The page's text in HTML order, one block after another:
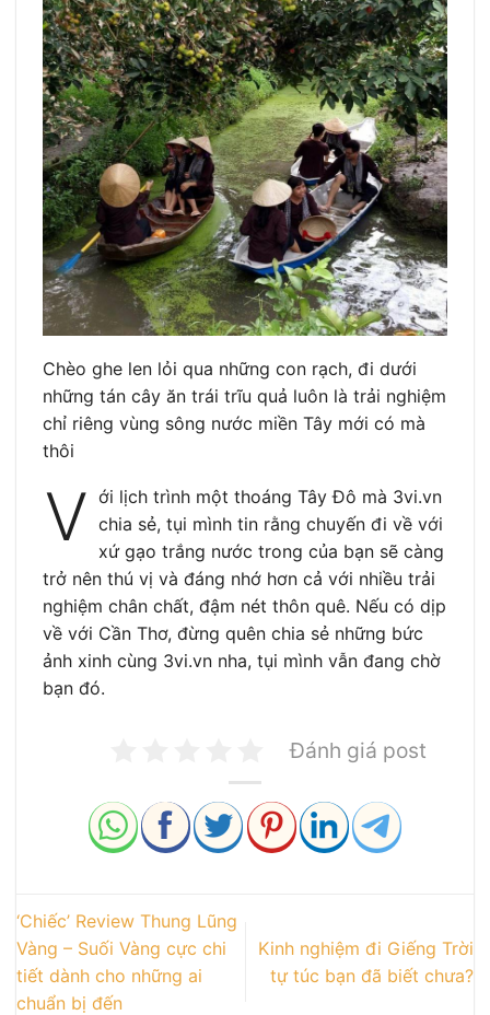
Chèo ghe len lỏi qua những con rạch, đi dưới
những tán cây ăn trái trĩu quả luôn là trải nghiệm
chỉ riêng vùng sông nước miền Tây mới có mà
thôi
V ới lịch trình một thoáng Tây Đô mà 3vi.vn
chia sẻ, tụi mình tin rằng chuyến đi về với
xứ gạo trắng nước trong của bạn sẽ càng
trở nên thú vị và đáng nhớ hơn cả với nhiều trải
nghiệm chân chất, đậm nét thôn quê. Nếu có dịp
về với Cần Thơ, đừng quên chia sẻ những bức
ảnh xinh cùng 3vi.vn nha, tụi mình vẫn đang chờ
bạn đó.
Đánh giá post
‘Chiếc’ Review Thung Lũng
Vàng – Suối Vàng cực chi
tiết dành cho những ai
chuẩn bị đến
Kinh nghiệm đi Giếng Trời
tự túc bạn đã biết chưa?